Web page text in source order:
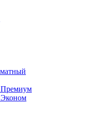
Премиум